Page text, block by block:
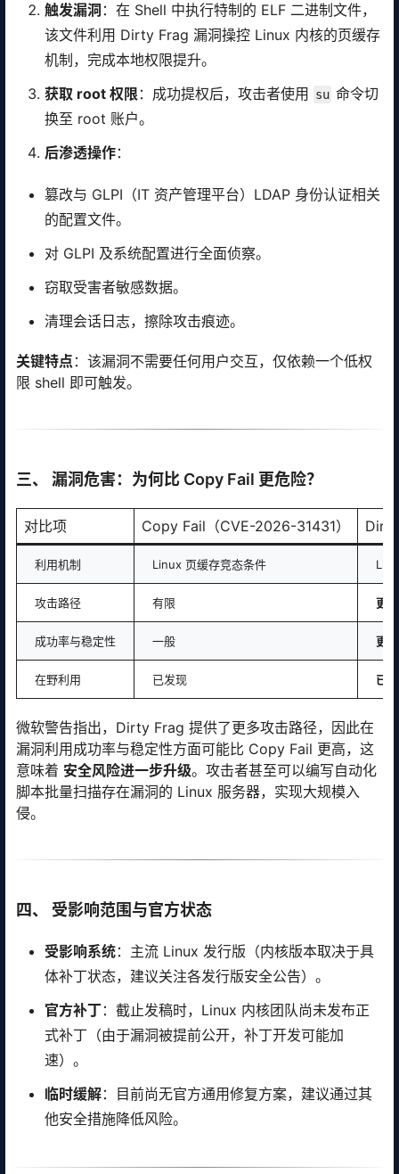
触发漏洞 ：在 Shell 中执行特制的 ELF 二进制文件，
该文件利用 Dirty Frag 漏洞操控 Linux 内核的页缓存
机制，完成本地权限提升。
获取 root 权限 ：成功提权后，攻击者使用 su 命令切
换至 root 账户。
后渗透操作：
篡改与 GLPI（IT 资产管理平台）LDAP 身份认证相关
的配置文件。
对 GLPI 及系统配置进行全面侦察。
窃取受害者敏感数据。
清理会话日志，擦除攻击痕迹。
关键特点 ：该漏洞不需要任何用户交互，仅依赖一个低权
限 shell 即可触发。
三、 漏洞危害：为何比 Copy Fail 更危险？
对比项 Copy Fail（CVE-2026-31431）
利用机制 Linux 页缓存竞态条件
攻击路径 有限 更多
成功率与稳定性 一般 更高
在野利用 已发现 已
微软警告指出，Dirty Frag 提供了更多攻击路径，因此在
漏洞利用成功率与稳定性方面可能比 Copy Fail 更高，这
意味着 安全风险进一步升级。攻击者甚至可以编写自动化
脚本批量扫描存在漏洞的 Linux 服务器，实现大规模入
侵。
四、 受影响范围与官方状态
受影响系统：主流 Linux 发行版（内核版本取决于具
体补丁状态，建议关注各发行版安全公告）。
官方补丁：截止发稿时，Linux 内核团队尚未发布正
式补丁（由于漏洞被提前公开，补丁开发可能加
速）。
临时缓解：目前尚无官方通用修复方案，建议通过其
他安全措施降低风险。